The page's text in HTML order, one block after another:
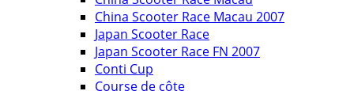
China Scooter Race Macau 2007
Japan Scooter Race
Japan Scooter Race FN 2007
Conti Cup
Course de côte